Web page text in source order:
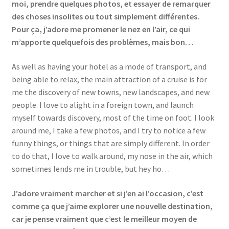
moi, prendre quelques photos, et essayer de remarquer
des choses insolites ou tout simplement différentes.
Pour ça, j’adore me promener le nez en l’air, ce qui
m’apporte quelquefois des problèmes, mais bon…
As well as having your hotel as a mode of transport, and
being able to relax, the main attraction of a cruise is for
me the discovery of new towns, new landscapes, and new
people. I love to alight in a foreign town, and launch
myself towards discovery, most of the time on foot. I look
around me, I take a few photos, and I try to notice a few
funny things, or things that are simply different. In order
to do that, I love to walk around, my nose in the air, which
sometimes lends me in trouble, but hey ho…
J’adore vraiment marcher et si j’en ai l’occasion, c’est
comme ça que j’aime explorer une nouvelle destination,
car je pense vraiment que c’est le meilleur moyen de